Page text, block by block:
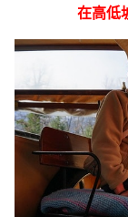
在高低